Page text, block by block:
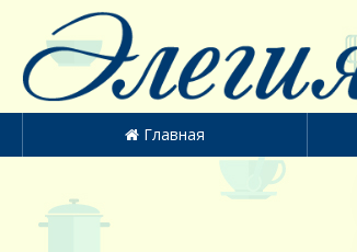
Главная